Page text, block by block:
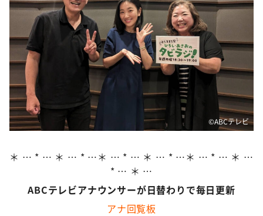
news おかえり
河合＆A.B.C-Z塚田×福井アナ「なんでやねん！？」
（news おかえり）
DAIGOも台所 ～きょうの献立 何にする？～
本日はダイアンなり！シーズン２
朝だ！生です旅サラダ
教えて！ニュースライブ 正義のミカタ
ＬＩＦＥ～夢のカタチ～
新婚さんいらっしゃい！
ザキ山小屋本館
©️ABCテレビ
＊ … * … ＊ … * …＊ … * … ＊ … * …＊ … * … ＊ …
* … ＊ …
ABCテレビアナウンサーが日替わりで毎日更新
アナ回覧板